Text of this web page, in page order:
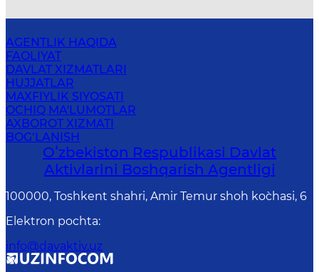
AGENTLIK HAQIDA
FAOLIYAT
DAVLAT XIZMATLARI
HUJJATLAR
MAXFIYLIK SIYOSATI
OCHIQ MA'LUMOTLAR
AXBOROT XIZMATI
BOG‘LANISH
Oʻzbekiston Respublikasi Davlat
Aktivlarini Boshqarish Agentligi
100000, Toshkent shahri, Amir Temur shoh ko`chasi, 6
Elektron pochta:
info@davaktiv.uz